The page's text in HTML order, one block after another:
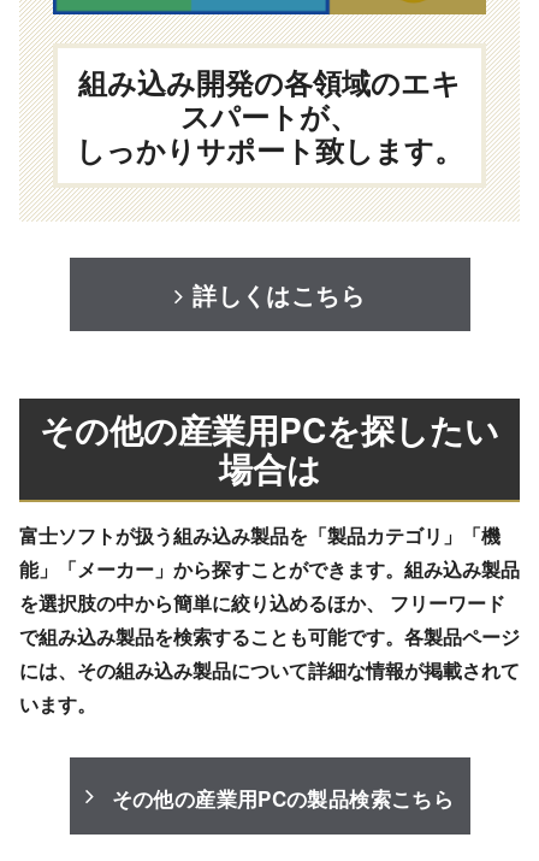
組み込み開発の各領域のエキ
スパートが、
しっかりサポート致します。
詳しくはこちら
その他の産業用PCを探したい
場合は
富士ソフトが扱う組み込み製品を「製品カテゴリ」「機
能」「メーカー」から探すことができます。組み込み製品
を選択肢の中から簡単に絞り込めるほか、 フリーワード
で組み込み製品を検索することも可能です。各製品ページ
には、その組み込み製品について詳細な情報が掲載されて
います。
その他の産業用PCの製品検索こちら